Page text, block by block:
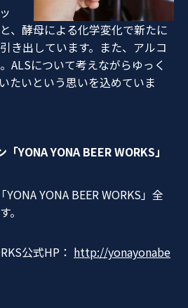
、酵母による化学変化で新たに
き出しています。また、アルコ
ALSについて考えながらゆっく
たいという思いを込めていま
YONA YONA BEER WORKS」
YONA BEER WORKS」全
。
公式HP： http://yonayonabe